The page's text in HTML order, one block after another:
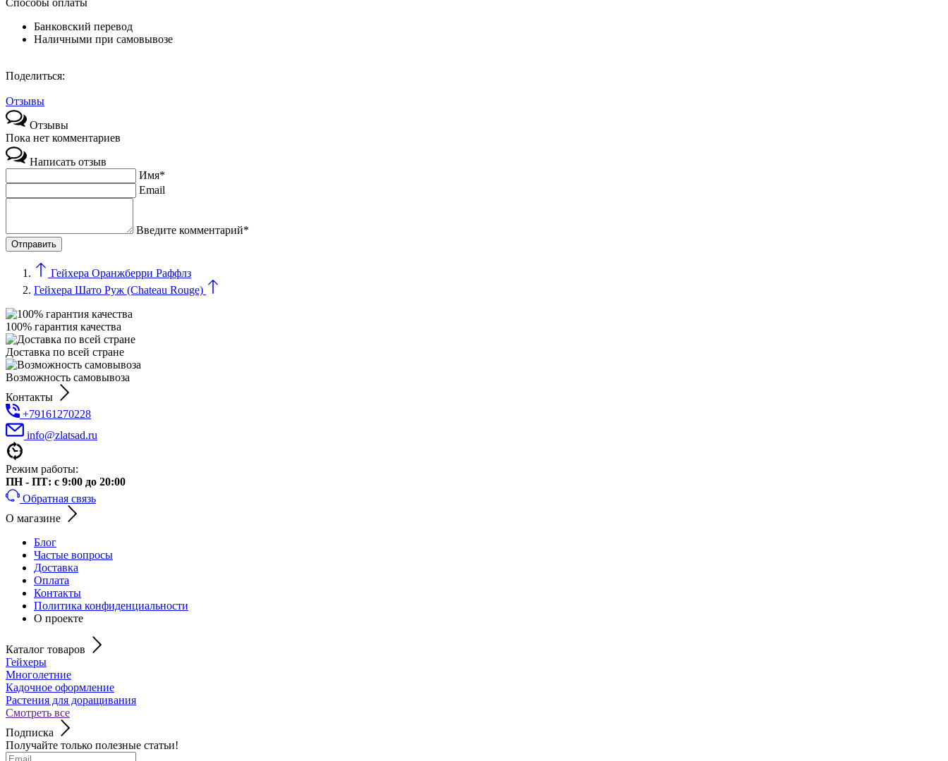
Банковский перевод
Наличными при самовывозе
Поделиться:
Отзывы
Отзывы
Пока нет комментариев
Написать отзыв
Имя*
Email
Введите комментарий*
Гейхера Оранжберри Раффлз
Гейхера Шато Руж (Chateau Rouge)
100% гарантия качества
Доставка по всей стране
Возможность самовывоза
Контакты
+79161270228
info@zlatsad.ru
Режим работы:
ПН - ПТ: с 9:00 до 20:00
Обратная связь
О магазине
Блог
Частые вопросы
Доставка
Оплата
Контакты
Политика конфиденциальности
О проекте
Каталог товаров
Гейхеры
Многолетние
Кадочное оформление
Растения для доращивания
Смотреть все
Подписка
Получайте только полезные статьи!